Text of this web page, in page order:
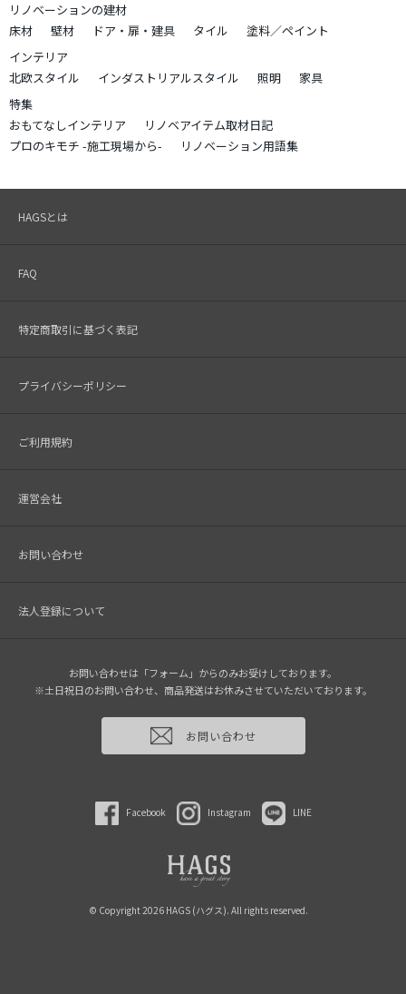
リノベーションの建材
床材
壁材 ドア・扉・建具 タイル
塗料／ペイント
インテリア
北欧スタイル
インダストリアルスタイル 照明
家具
特集
おもてなしインテリア
リノベアイテム取材日記
プロのキモチ -施工現場から-
リノベーション用語集
HAGSとは
FAQ
特定商取引に基づく表記
プライバシーポリシー
ご利用規約
運営会社
お問い合わせ
法人登録について
お問い合わせは「フォーム」からのみお受けしております。
※土日祝日のお問い合わせ、商品発送はお休みさせていただいております。
お問い合わせ
Facebook Instagram LINE
© Copyright 2026 HAGS (ハグス). All rights reserved.